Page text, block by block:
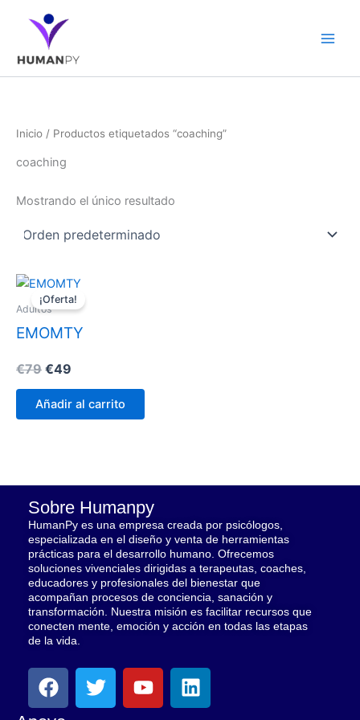
contenido
Inicio / Productos etiquetados “coaching”
coaching
Mostrando el único resultado
¡Oferta!
Adultos
EMOMTY
€79
El
precio
original
era:
€49
El
precio
actual
es:
Añadir al carrito
Sobre Humanpy
HumanPy es una empresa creada por psicólogos,
especializada en el diseño y venta de herramientas
prácticas para el desarrollo humano. Ofrecemos
soluciones vivenciales dirigidas a terapeutas, coaches,
educadores y profesionales del bienestar que
acompañan procesos de conciencia, sanación y
transformación. Nuestra misión es facilitar recursos que
conecten mente, emoción y acción en todas las etapas
de la vida.
F
a
T
w
Y
o
L
i